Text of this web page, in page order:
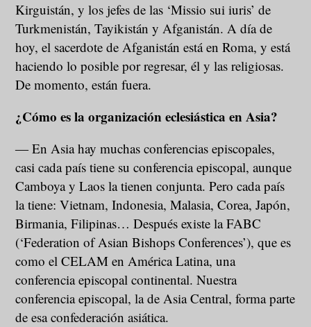
Kirguistán, y los jefes de las ‘Missio sui iuris’ de
Turkmenistán, Tayikistán y Afganistán. A día de
hoy, el sacerdote de Afganistán está en Roma, y está
haciendo lo posible por regresar, él y las religiosas.
De momento, están fuera.
¿Cómo es la organización eclesiástica en Asia?
― En Asia hay muchas conferencias episcopales,
casi cada país tiene su conferencia episcopal, aunque
Camboya y Laos la tienen conjunta. Pero cada país
la tiene: Vietnam, Indonesia, Malasia, Corea, Japón,
Birmania, Filipinas… Después existe la FABC
(‘Federation of Asian Bishops Conferences’), que es
como el CELAM en América Latina, una
conferencia episcopal continental. Nuestra
conferencia episcopal, la de Asia Central, forma parte
de esa confederación asiática.